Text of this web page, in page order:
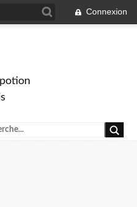
Connexion